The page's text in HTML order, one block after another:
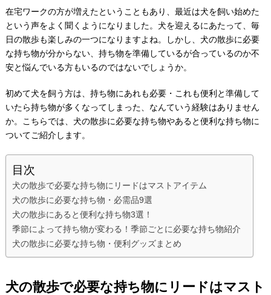
在宅ワークの方が増えたということもあり、最近は犬を飼い始めた
という声をよく聞くようになりました。犬を迎えるにあたって、毎
日の散歩も楽しみの一つになりますよね。しかし、犬の散歩に必要
な持ち物が分からない、持ち物を準備しているが合っているのか不
安と悩んでいる方もいるのではないでしょうか。
初めて犬を飼う方は、持ち物にあれも必要・これも便利と準備して
いたら持ち物が多くなってしまった、なんていう経験はありません
か。こちらでは、犬の散歩に必要な持ち物やあると便利な持ち物に
ついてご紹介します。
目次
犬の散歩で必要な持ち物にリードはマストアイテム
犬の散歩に必要な持ち物・必需品9選
犬の散歩にあると便利な持ち物3選！
季節によって持ち物が変わる！季節ごとに必要な持ち物紹介
犬の散歩に必要な持ち物・便利グッズまとめ
犬の散歩で必要な持ち物にリードはマスト